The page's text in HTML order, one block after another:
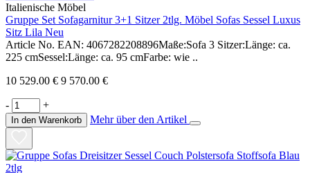
Italienische Möbel
Gruppe Set Sofagarnitur 3+1 Sitzer 2tlg. Möbel Sofas Sessel Luxus
Sitz Lila Neu
Article No. EAN: 4067282208896Maße:Sofa 3 Sitzer:Länge: ca.
225 cmSessel:Länge: ca. 95 cmFarbe: wie ..
10 529.00 € 9 570.00 €
- +
In den Warenkorb Mehr über den Artikel